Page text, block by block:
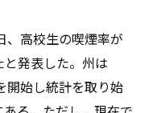
、高校生の喫煙率が
発表した。州は
開始し統計を取り始